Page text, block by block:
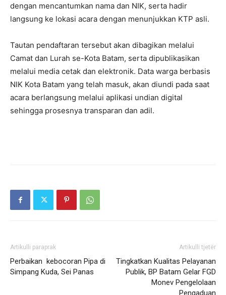
dengan mencantumkan nama dan NIK, serta hadir
langsung ke lokasi acara dengan menunjukkan KTP asli.
Tautan pendaftaran tersebut akan dibagikan melalui
Camat dan Lurah se-Kota Batam, serta dipublikasikan
melalui media cetak dan elektronik. Data warga berbasis
NIK Kota Batam yang telah masuk, akan diundi pada saat
acara berlangsung melalui aplikasi undian digital
sehingga prosesnya transparan dan adil.
Artikulli paraprak
Perbaikan kebocoran Pipa di
Simpang Kuda, Sei Panas
Artikulli tjetër
Tingkatkan Kualitas Pelayanan
Publik, BP Batam Gelar FGD
Monev Pengelolaan
Pengaduan